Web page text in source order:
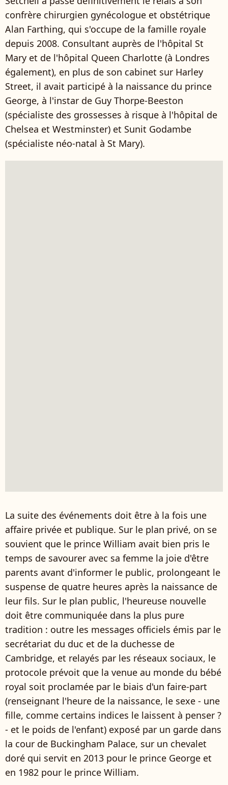
confrère chirurgien gynécologue et obstétrique
Alan Farthing, qui s'occupe de la famille royale
depuis 2008. Consultant auprès de l'hôpital St
Mary et de l'hôpital Queen Charlotte (à Londres
également), en plus de son cabinet sur Harley
Street, il avait participé à la naissance du prince
George, à l'instar de Guy Thorpe-Beeston
(spécialiste des grossesses à risque à l'hôpital de
Chelsea et Westminster) et Sunit Godambe
(spécialiste néo-natal à St Mary).
La suite des événements doit être à la fois une
affaire privée et publique. Sur le plan privé, on se
souvient que le prince William avait bien pris le
temps de savourer avec sa femme la joie d'être
parents avant d'informer le public, prolongeant le
suspense de quatre heures après la naissance de
leur fils. Sur le plan public, l'heureuse nouvelle
doit être communiquée dans la plus pure
tradition : outre les messages officiels émis par le
secrétariat du duc et de la duchesse de
Cambridge, et relayés par les réseaux sociaux, le
protocole prévoit que la venue au monde du bébé
royal soit proclamée par le biais d'un faire-part
(renseignant l'heure de la naissance, le sexe - une
fille, comme certains indices le laissent à penser ?
- et le poids de l'enfant) exposé par un garde dans
la cour de Buckingham Palace, sur un chevalet
doré qui servit en 2013 pour le prince George et
en 1982 pour le prince William.